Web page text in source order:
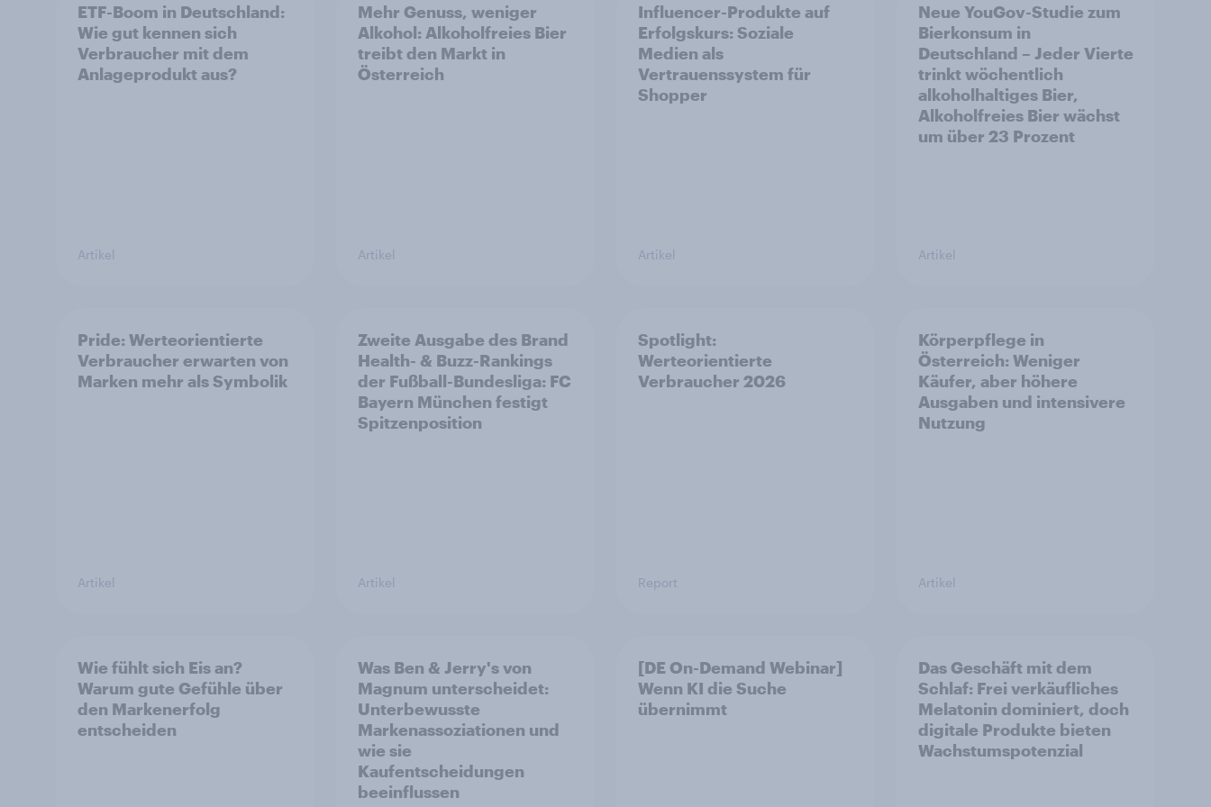
ETF-Boom in Deutschland:
Wie gut kennen sich
Verbraucher mit dem
Anlageprodukt aus?
Artikel
Mehr Genuss, weniger
Alkohol: Alkoholfreies Bier
treibt den Markt in
Österreich
Artikel
Influencer-Produkte auf
Erfolgskurs: Soziale
Medien als
Vertrauenssystem für
Shopper
Artikel
Neue YouGov-Studie zum
Bierkonsum in
Deutschland – Jeder Vierte
trinkt wöchentlich
alkoholhaltiges Bier,
Alkoholfreies Bier wächst
um über 23 Prozent
Artikel
Pride: Werteorientierte
Verbraucher erwarten von
Marken mehr als Symbolik
Artikel
Zweite Ausgabe des Brand
Health- & Buzz-Rankings
der Fußball-Bundesliga: FC
Bayern München festigt
Spitzenposition
Artikel
Spotlight:
Werteorientierte
Verbraucher 2026
Report
Körperpflege in
Österreich: Weniger
Käufer, aber höhere
Ausgaben und intensivere
Nutzung
Artikel
Wie fühlt sich Eis an?
Warum gute Gefühle über
den Markenerfolg
entscheiden
Was Ben & Jerry's von
Magnum unterscheidet:
Unterbewusste
Markenassoziationen und
wie sie
Kaufentscheidungen
beeinflussen
[DE On-Demand Webinar]
Wenn KI die Suche
übernimmt
Das Geschäft mit dem
Schlaf: Frei verkäufliches
Melatonin dominiert, doch
digitale Produkte bieten
Wachstumspotenzial